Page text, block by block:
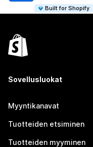
Built for Shopify
Sovellusluokat
Myyntikanavat
Tuotteiden etsiminen
Tuotteiden myyminen